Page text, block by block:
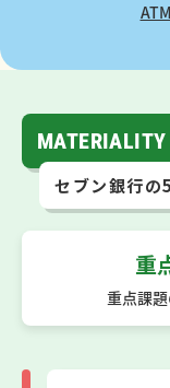
セブン銀行の
MATERIALITY
重
重点課